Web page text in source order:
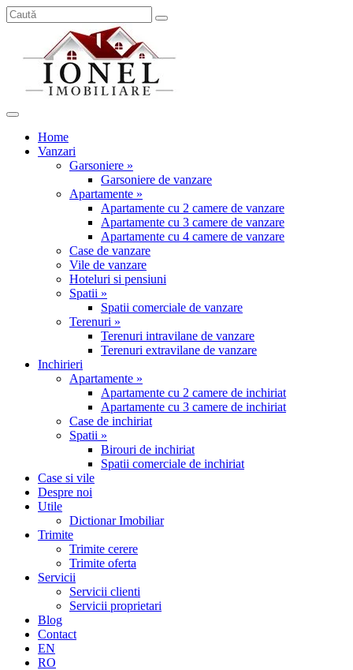
Home
Vanzari
Garsoniere »
Garsoniere de vanzare
Apartamente »
Apartamente cu 2 camere de vanzare
Apartamente cu 3 camere de vanzare
Apartamente cu 4 camere de vanzare
Case de vanzare
Vile de vanzare
Hoteluri si pensiuni
Spatii »
Spatii comerciale de vanzare
Terenuri »
Terenuri intravilane de vanzare
Terenuri extravilane de vanzare
Inchirieri
Apartamente »
Apartamente cu 2 camere de inchiriat
Apartamente cu 3 camere de inchiriat
Case de inchiriat
Spatii »
Birouri de inchiriat
Spatii comerciale de inchiriat
Case si vile
Despre noi
Utile
Dictionar Imobiliar
Trimite
Trimite cerere
Trimite oferta
Servicii
Servicii clienti
Servicii proprietari
Blog
Contact
EN
RO